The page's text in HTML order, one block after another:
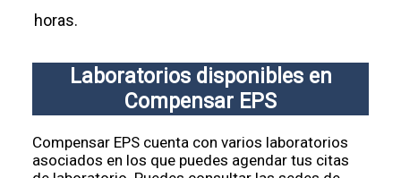
horas.
Laboratorios disponibles en
Compensar EPS
Compensar EPS cuenta con varios laboratorios
asociados en los que puedes agendar tus citas